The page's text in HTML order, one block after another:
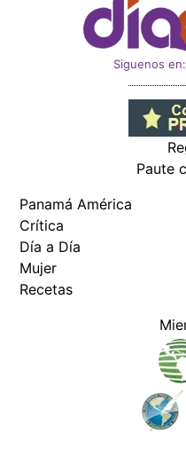
Siguenos en:
Paute
Panamá América
Crítica
Día a Día
Mujer
Recetas